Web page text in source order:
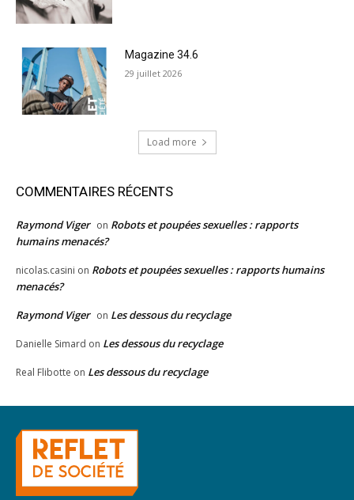
Magazine 34.6
29 juillet 2026
Load more
COMMENTAIRES RÉCENTS
Raymond Viger on Robots et poupées sexuelles : rapports
humains menacés?
nicolas.casini on Robots et poupées sexuelles : rapports humains
menacés?
Raymond Viger on Les dessous du recyclage
Danielle Simard on Les dessous du recyclage
Real Flibotte on Les dessous du recyclage